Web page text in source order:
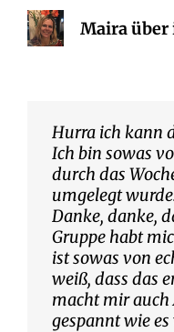
Maira
Hurra ich kann
Ich bin sowas
durch das
umgelegt
Danke, danke,
Gruppe habt
ist sowas von
weiß, dass das
macht mir auch
gespannt wie